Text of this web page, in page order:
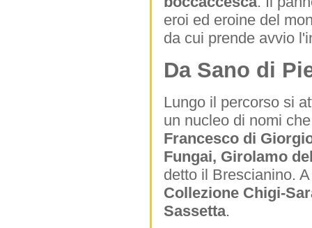
eroi ed eroine del
da cui prende avvio
Da Sano di
Lungo il percorso si
un nucleo di nomi
Francesco di
Fungai, Girolamo
detto il Brescianino.
Collezione Chigi-
Sassetta.